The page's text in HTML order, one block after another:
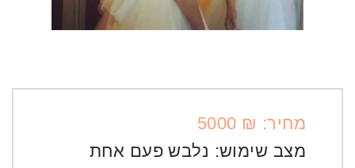
מחיר: ₪ 5000
מצב שימוש: נלבש פעם אחת